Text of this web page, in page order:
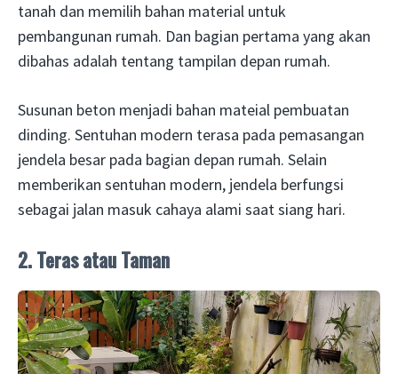
tanah dan memilih bahan material untuk
pembangunan rumah. Dan bagian pertama yang akan
dibahas adalah tentang tampilan depan rumah.
Susunan beton menjadi bahan mateial pembuatan
dinding. Sentuhan modern terasa pada pemasangan
jendela besar pada bagian depan rumah. Selain
memberikan sentuhan modern, jendela berfungsi
sebagai jalan masuk cahaya alami saat siang hari.
2. Teras atau Taman